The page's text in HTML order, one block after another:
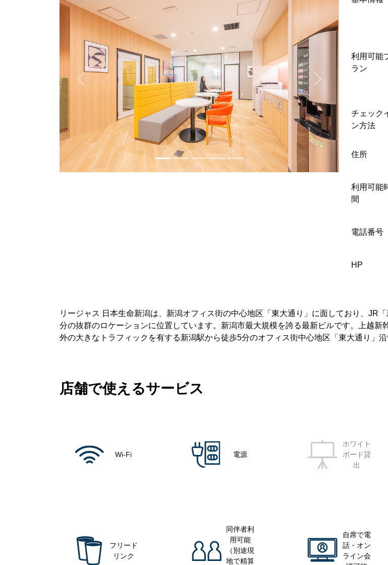
利用可能
ラン
チェック
ン方法
住所
利用可能
間
電話番号
HP
リージャス 日本生命新潟は、新潟オフィス街の中心地区「東大通り」に面しており、JR
分の抜群のロケーションに位置しています。新潟市最大規模を誇る最新ビルです。上越
外の大きなトラフィックを有する新潟駅から徒歩5分のオフィス街中心地区「東大通り」沿
店舗で使えるサービス
Wi-Fi 電源
ホワイト
ボード貸
出
フリード
リンク
同伴者利
用可能
（別途現
地で精算
自席で電
話・オン
ライン会